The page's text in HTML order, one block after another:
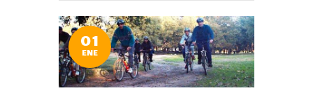
01
ENE